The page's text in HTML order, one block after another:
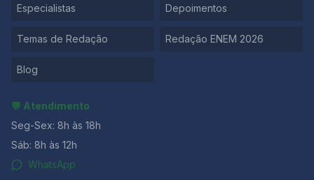
Especialistas Depoimentos
Temas de Redação Redação ENEM 2026
Blog
💬 Atendimento
Seg-Sex: 8h às 18h
Sáb: 8h às 12h
WhatsApp